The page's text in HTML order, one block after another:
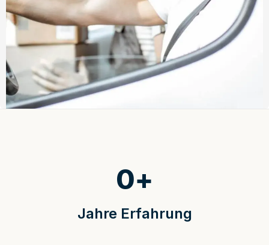
Jahre Erfahrung
0+